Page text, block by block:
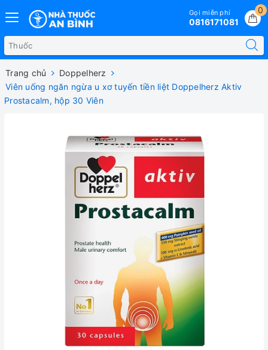
0
Gọi miễn phí
0816171081
Trang chủ
Doppelherz
Viên uống ngăn ngừa u xơ tuyến tiền liệt Doppelherz Aktiv
Prostacalm, hộp 30 Viên